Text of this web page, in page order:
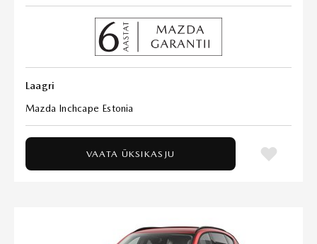
Laagri
Mazda Inchcape Estonia
VAATA ÜKSIKASJU